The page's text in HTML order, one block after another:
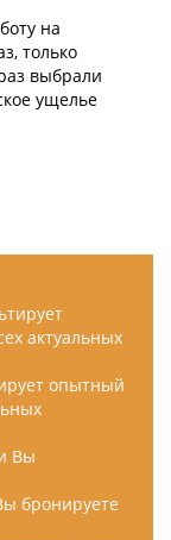
на
только
выбрали
ущелье
опытный
бронируете